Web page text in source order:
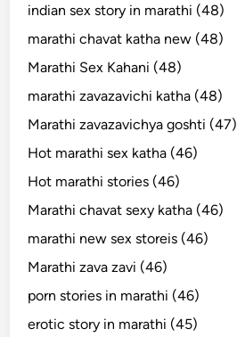
indian sex story in marathi (48)
marathi chavat katha new (48)
Marathi Sex Kahani (48)
marathi zavazavichi katha (48)
Marathi zavazavichya goshti (47)
Hot marathi sex katha (46)
Hot marathi stories (46)
Marathi chavat sexy katha (46)
marathi new sex storeis (46)
Marathi zava zavi (46)
porn stories in marathi (46)
erotic story in marathi (45)